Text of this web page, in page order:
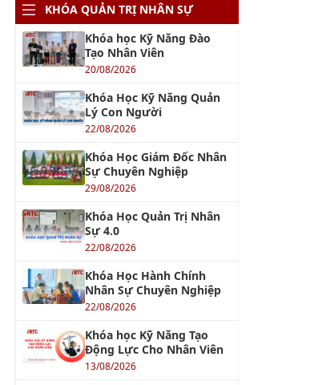
KHÓA QUẢN TRỊ NHÂN SỰ
Khóa học Kỹ Năng Đào
Tạo Nhân Viên
20/08/2026
Khóa Học Kỹ Năng Quản
Lý Con Người
22/08/2026
Khóa Học Giám Đốc Nhân
Sự Chuyên Nghiệp
29/08/2026
Khóa Học Quản Trị Nhân
Sự 4.0
22/08/2026
Khóa Học Hành Chính
Nhân Sự Chuyên Nghiệp
22/08/2026
Khóa học Kỹ Năng Tạo
Động Lực Cho Nhân Viên
13/08/2026